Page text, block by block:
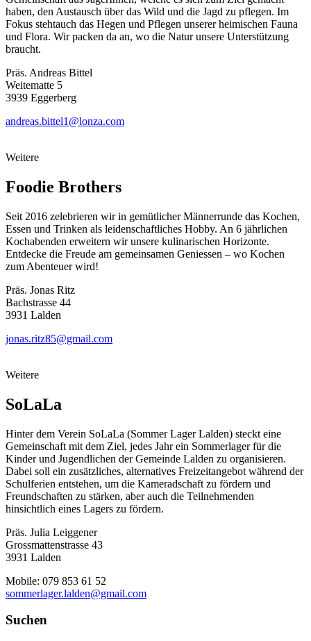
haben, den Austausch über das Wild und die Jagd zu pflegen. Im
Fokus stehtauch das Hegen und Pflegen unserer heimischen Fauna
und Flora. Wir packen da an, wo die Natur unsere Unterstützung
braucht.
Präs. Andreas Bittel
Weitematte 5
3939 Eggerberg
andreas.bittel1@lonza.com
Weitere
Foodie Brothers
Seit 2016 zelebrieren wir in gemütlicher Männerrunde das Kochen,
Essen und Trinken als leidenschaftliches Hobby. An 6 jährlichen
Kochabenden erweitern wir unsere kulinarischen Horizonte.
Entdecke die Freude am gemeinsamen Geniessen – wo Kochen
zum Abenteuer wird!
Präs. Jonas Ritz
Bachstrasse 44
3931 Lalden
jonas.ritz85@gmail.com
Weitere
SoLaLa
Hinter dem Verein SoLaLa (Sommer Lager Lalden) steckt eine
Gemeinschaft mit dem Ziel, jedes Jahr ein Sommerlager für die
Kinder und Jugendlichen der Gemeinde Lalden zu organisieren.
Dabei soll ein zusätzliches, alternatives Freizeitangebot während der
Schulferien entstehen, um die Kameradschaft zu fördern und
Freundschaften zu stärken, aber auch die Teilnehmenden
hinsichtlich eines Lagers zu fördern.
Präs. Julia Leiggener
Grossmattenstrasse 43
3931 Lalden
Mobile: 079 853 61 52
sommerlager.lalden@gmail.com
Suchen